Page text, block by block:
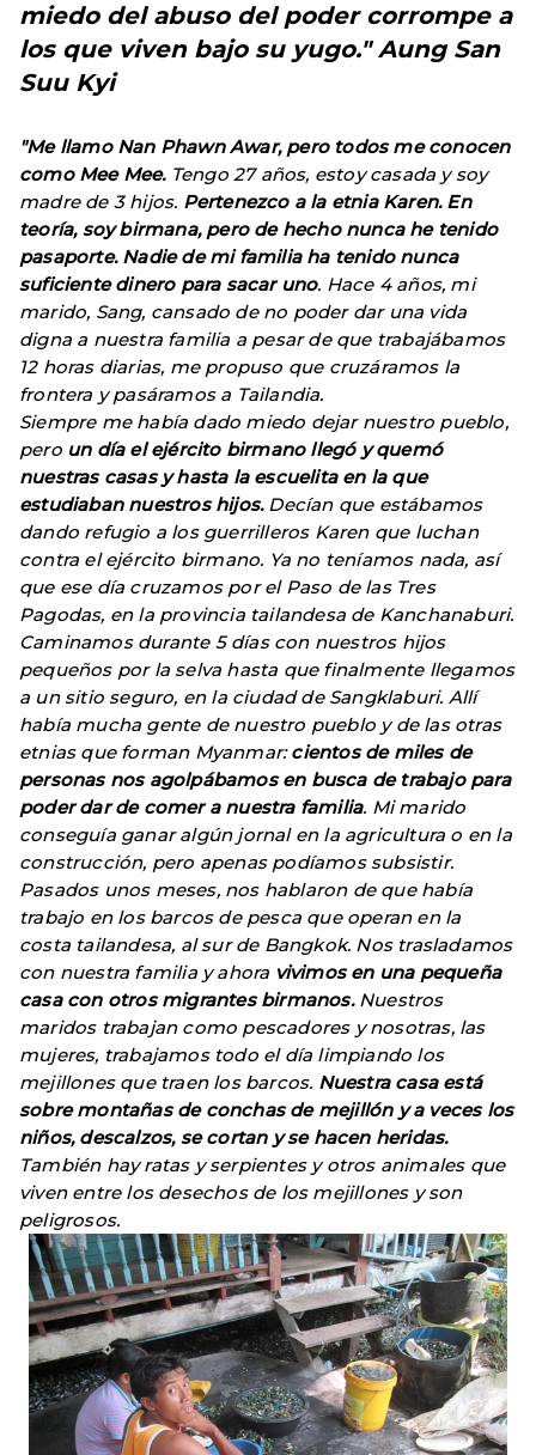
miedo del abuso del poder corrompe a
los que viven bajo su yugo." Aung San
Suu Kyi
"Me llamo Nan Phawn Awar, pero todos me conocen
como Mee Mee.Tengo 27 años, estoy casada y soy
madre de 3 hijos. Pertenezco a la etnia Karen. En
teoría, soy birmana, pero de hecho nunca he tenido
pasaporte. Nadie de mi familia ha tenido nunca
suficiente dinero para sacar uno. Hace 4 años, mi
marido, Sang, cansado de no poder dar una vida
digna a nuestra familia a pesar de que trabajábamos
12 horas diarias, me propuso que cruzáramos la
frontera y pasáramos a Tailandia.
Siempre me había dado miedo dejar nuestro pueblo,
pero un día el ejército birmano llegó y quemó
nuestras casas y hasta la escuelita en la que
estudiaban nuestros hijos.Decían que estábamos
dando refugio a los guerrilleros Karen que luchan
contra el ejército birmano. Ya no teníamos nada, así
que ese día cruzamos por el Paso de las Tres
Pagodas, en la provincia tailandesa de Kanchanaburi.
Caminamos durante 5 días con nuestros hijos
pequeños por la selva hasta que finalmente llegamos
a un sitio seguro, en la ciudad de Sangklaburi. Allí
había mucha gente de nuestro pueblo y de las otras
etnias que forman Myanmar:cientos de miles de
personas nos agolpábamos en busca de trabajo para
poder dar de comer a nuestra familia. Mi marido
conseguía ganar algún jornal en la agricultura o en la
construcción, pero apenas podíamos subsistir.
Pasados unos meses, nos hablaron de que había
trabajo en los barcos de pesca que operan en la
costa tailandesa, al sur de Bangkok. Nos trasladamos
con nuestra familia y ahora vivimos en una pequeña
casa con otros migrantes birmanos.Nuestros
maridos trabajan como pescadores y nosotras, las
mujeres, trabajamos todo el día limpiando los
mejillones que traen los barcos. Nuestra casa está
sobre montañas de conchas de mejillón y a veces los
niños, descalzos, se cortan y se hacen heridas.
También hay ratas y serpientes y otros animales que
viven entre los desechos de los mejillones y son
peligrosos.